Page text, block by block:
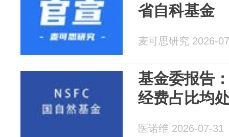
省自科基金
麦可思研究 2026-
基金委报告
经费占比均
医诺维 2026-07-31